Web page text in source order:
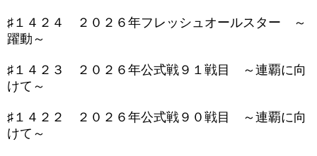
♯１４２４ ２０２６年フレッシュオールスター ～
躍動～
♯１４２３ ２０２６年公式戦９１戦目 ～連覇に向
けて～
♯１４２２ ２０２６年公式戦９０戦目 ～連覇に向
けて～